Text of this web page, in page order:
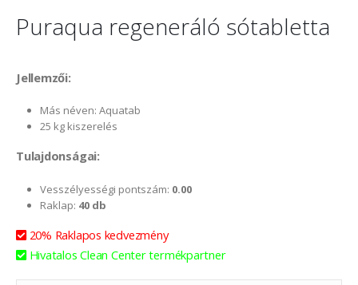
Puraqua regeneráló sótabletta
Jellemzői:
Más néven: Aquatab
25 kg kiszerelés
Tulajdonságai:
Vesszélyességi pontszám: 0.00
Raklap: 40 db
20% Raklapos kedvezmény
Hivatalos Clean Center termékpartner